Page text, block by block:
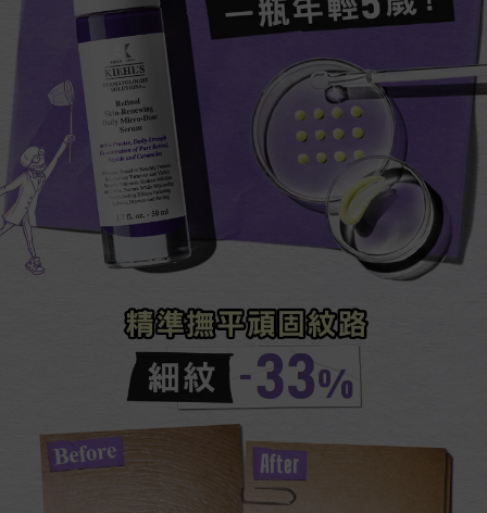
精準撫平頑固紋路​​​
細紋​-33%​